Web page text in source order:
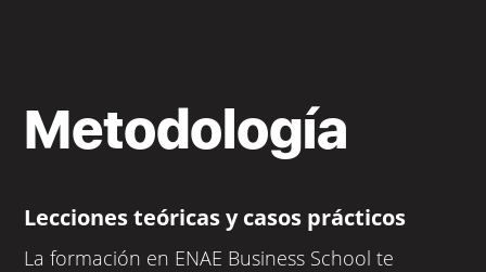
Metodología
Lecciones teóricas y casos prácticos
La formación en ENAE Business School te